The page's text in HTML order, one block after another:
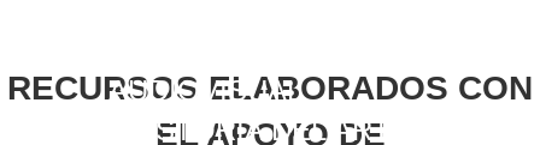
AUDIOVISUAL
HISTORIA DEL ARTE
RECURSOS ELABORADOS CON
EL APOYO DE